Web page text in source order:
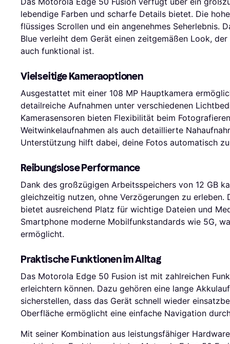
lebendige Farben und scharfe Details bietet. Die
flüssiges Scrollen und ein angenehmes Seherlebnis.
Blue verleiht dem Gerät einen zeitgemäßen Look,
auch funktional ist.
Vielseitige Kameraoptionen
Ausgestattet mit einer 108 MP Hauptkamera
detailreiche Aufnahmen unter verschiedenen
Kamerasensoren bieten Flexibilität beim
Weitwinkelaufnahmen als auch detaillierte
Unterstützung hilft dabei, deine Fotos automatisch
Reibungslose Performance
Dank des großzügigen Arbeitsspeichers von 12 GB
gleichzeitig nutzen, ohne Verzögerungen zu erleben.
bietet ausreichend Platz für wichtige Dateien und
Smartphone moderne Mobilfunkstandards wie 5G,
ermöglicht.
Praktische Funktionen im Alltag
Das Motorola Edge 50 Fusion ist mit zahlreichen
erleichtern können. Dazu gehören eine lange
sicherstellen, dass das Gerät schnell wieder
Oberfläche ermöglicht eine einfache Navigation
Mit seiner Kombination aus leistungsfähiger